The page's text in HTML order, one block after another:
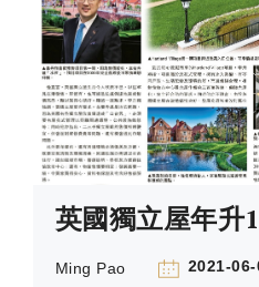
英國獨立屋年升
Ming Pao 2021-06-